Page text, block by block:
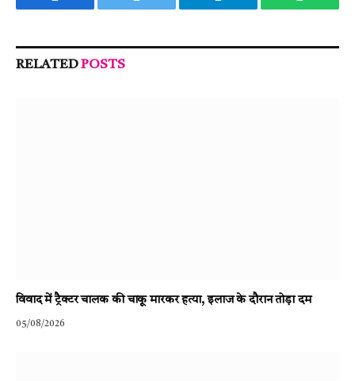
Facebook Twitter Telegram
RELATEDPOSTS
विवाद में ट्रैक्टर चालक की चाकू मारकर हत्या, इलाज के दौरान तोड़ा दम
05/08/2026